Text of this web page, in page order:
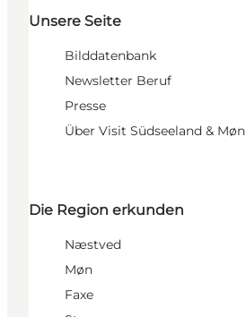
Unsere Seite
Bilddatenbank
Newsletter Beruf
Presse
Über Visit Südseeland & Møn
Die Region erkunden
Næstved
Møn
Faxe